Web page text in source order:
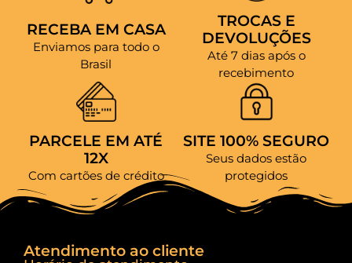
RECEBA EM CASA
Enviamos para todo o
Brasil
TROCAS E
DEVOLUÇÕES
Até 7 dias após o
recebimento
PARCELE EM ATÉ
12X
Com cartões de crédito
SITE 100% SEGURO
Seus dados estão
protegidos
Atendimento ao cliente